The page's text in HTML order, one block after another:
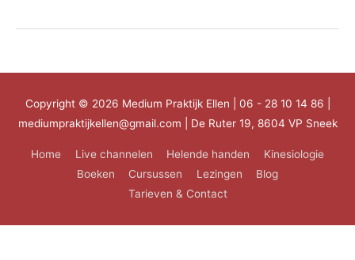
Copyright © 2026 Medium Praktijk Ellen | 06 - 28 10 14 86 |
mediumpraktijkellen@gmail.com | De Ruter 19, 8604 VP Sneek
Home Live channelen Helende handen
Kinesiologie
Boeken
Cursussen Lezingen
Blog
Tarieven & Contact